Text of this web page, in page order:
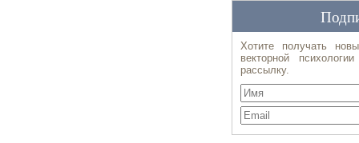
Хотите получать
векторной
рассылку.